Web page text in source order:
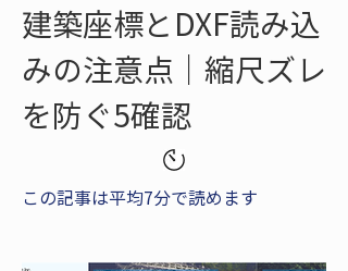
建築座標とDXF読み込
みの注意点｜縮尺ズレ
を防ぐ5確認
この記事は平均7分で読めます